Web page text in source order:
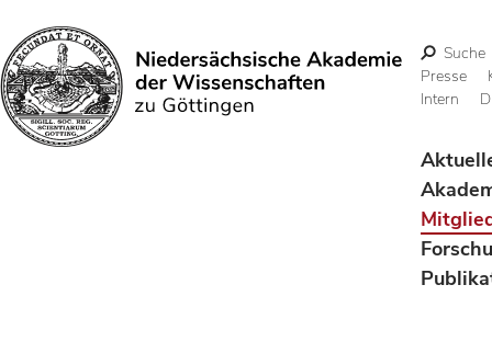
Suchen
Suche
Presse
Intern